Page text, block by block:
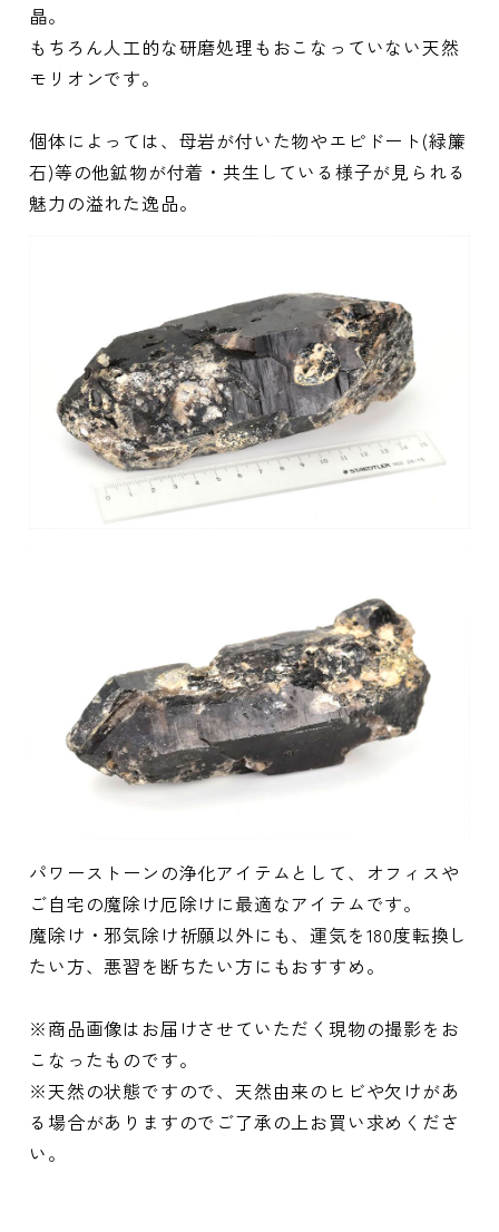
晶。
もちろん人工的な研磨処理もおこなっていない天然
モリオンです。
個体によっては、母岩が付いた物やエピドート(緑簾
石)等の他鉱物が付着・共生している様子が見られる
魅力の溢れた逸品。
パワーストーンの浄化アイテムとして、オフィスや
ご自宅の魔除け厄除けに最適なアイテムです。
魔除け・邪気除け祈願以外にも、運気を180度転換し
たい方、悪習を断ちたい方にもおすすめ。
※商品画像はお届けさせていただく現物の撮影をお
こなったものです。
※天然の状態ですので、天然由来のヒビや欠けがあ
る場合がありますのでご了承の上お買い求めくださ
い。